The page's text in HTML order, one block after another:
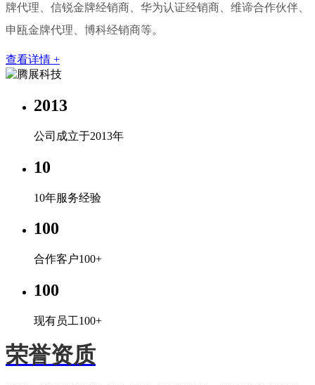
牌代理、信锐金牌经销商、华为认证经销商、维谛合作伙伴、
申瓯金牌代理、博科经销商等。
查看详情 +
2013
公司成立于2013年
10
10年服务经验
100
合作客户100+
100
现有员工100+
荣誉资质